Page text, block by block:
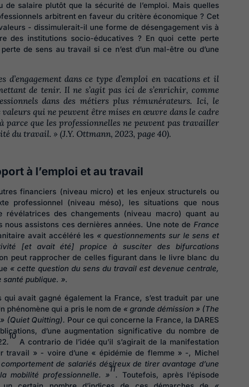
salaire plutôt que la sécurité de l’emploi. Mais quelles
arbitrent en faveur du critère économique ? Cet
- dissimulerait-il une forme de désengagement vis à
des institutions socio-éducatives ? En quoi cette perte
de sens au travail si ce n’est d’un mal-être ou d’une
d’engagement dans ce type d’emploi en vacations et il
de tenir. Il ne s’agit pas ici de s’enrichir, comme
dans des métiers plus rémunérateurs. Ici, le
qui ne peuvent être mises en œuvre dans le cadre
que les professionnelles ne peuvent pas travailler
du travail. » (J.Y. Ottmann, 2023, page 40).
à l’emploi et au travail
financiers (niveau micro) et les enjeux structurels ou
professionnel (niveau méso), les situations que nous
des changements (niveau macro) quant au
nous assistons ces dernières années. Une note de France
avait accéléré les « questionnements sur le sens et
[et avait été] propice à susciter des bifurcations
peut rapprocher de celles figurant dans le livre blanc du
« cette question du sens du travail est devenue centrale,
santé publique. ».
avait gagné également la France, s’est traduit par une
phénomène qui a pris le nom de « grande démission » (The
(Quiet Quitting). Pour ce qui concerne la France, la DARES
d’une augmentation significative du nombre de
10
A contrario de l’idée qu’il s’agirait de la manifestation
travail » - voire d’une « épidémie de flemme » -, Michel
de salariés désireux de tirer avantage d’une
mobilité professionnelle. »
11
. Toutefois, après l’épisode